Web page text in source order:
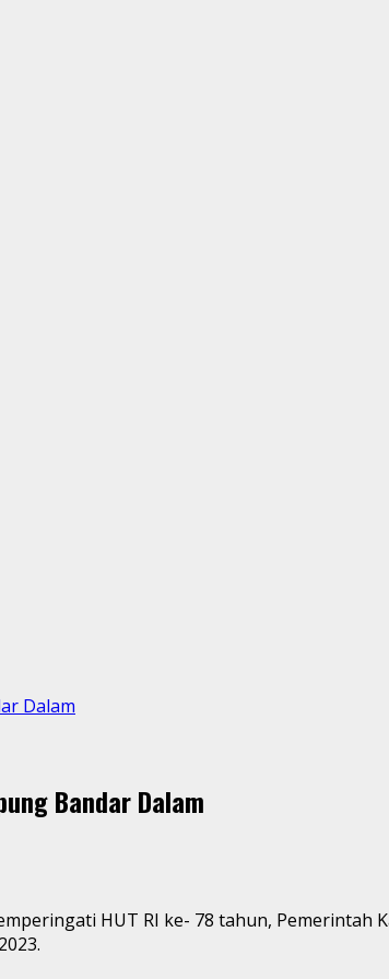
Dalam
Bandar Dalam
HUT RI ke- 78 tahun, Pemerintah